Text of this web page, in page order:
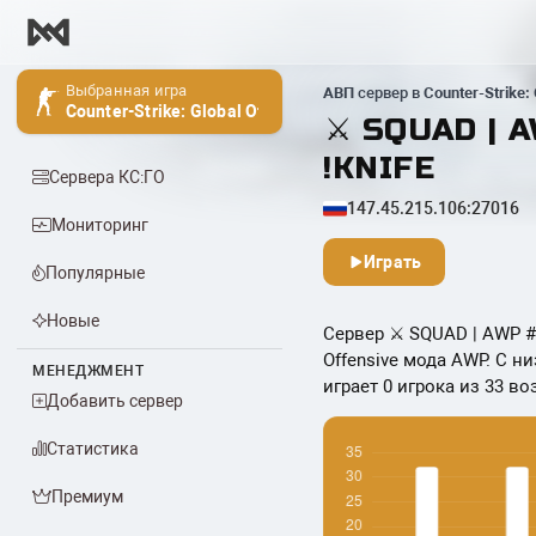
Выбранная игра
Counter-Strike: Global Offensive
Сервера КС:ГО
Мониторинг
Популярные
Новые
МЕНЕДЖМЕНТ
Добавить сервер
Статистика
Премиум
АВП сервер в Counter-Strike:
️⚔️ SQUAD |
!KNIFE
147.45.215.106:27016
Играть
Сервер ️⚔️ SQUAD | AWP
Offensive мода AWP. С
играет 0 игрока из 33